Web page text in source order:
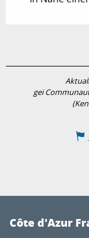
gei
Côte d'Azur